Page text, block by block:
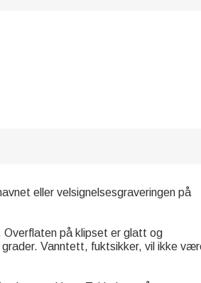
eller velsignelsesgraveringen på
på klipset er glatt og
grader. Vanntett, fuktsikker, vil ikke